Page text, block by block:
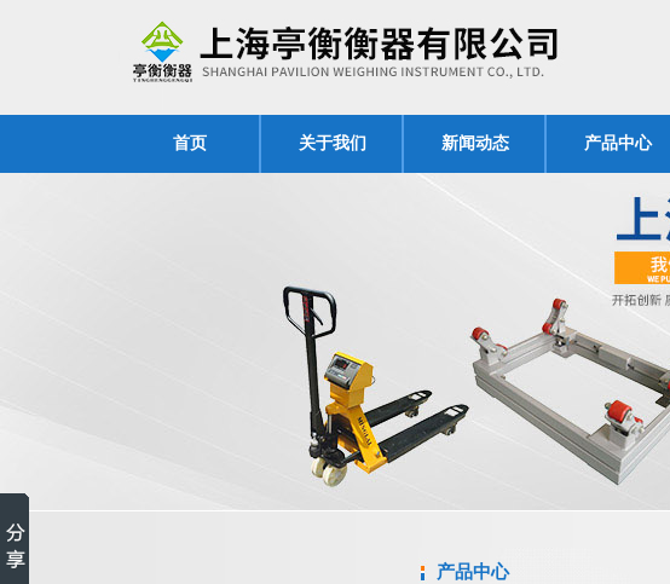
首页 关于我们 新闻动态 产品中心
产品中心